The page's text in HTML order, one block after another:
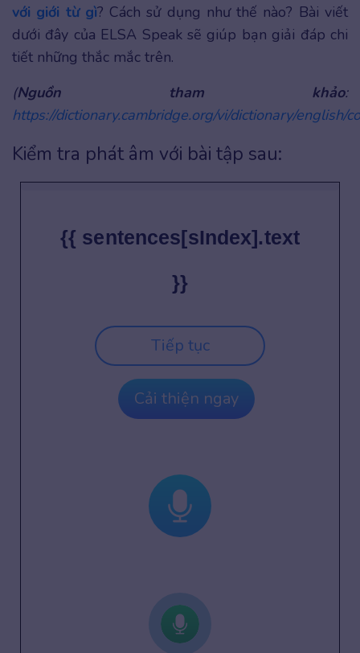
với giới từ gì? Cách sử dụng như thế nào? Bài viết
dưới đây của ELSA Speak sẽ giúp bạn giải đáp chi
tiết những thắc mắc trên.
(Nguồn tham khảo:
https://dictionary.cambridge.org/vi/dictionary/english/
Kiểm tra phát âm với bài tập sau:
{{ sentences[sIndex].text
}}
Tiếp tục
Cải thiện ngay